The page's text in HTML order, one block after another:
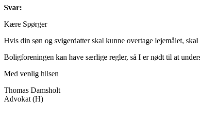
Svar:
Kære Spørger
Hvis din søn og svigerdatter skal kunne overtage lejemålet,
Boligforeningen kan have særlige regler, så I er nødt til at
Med venlig hilsen
Thomas Damsholt
Advokat (H)